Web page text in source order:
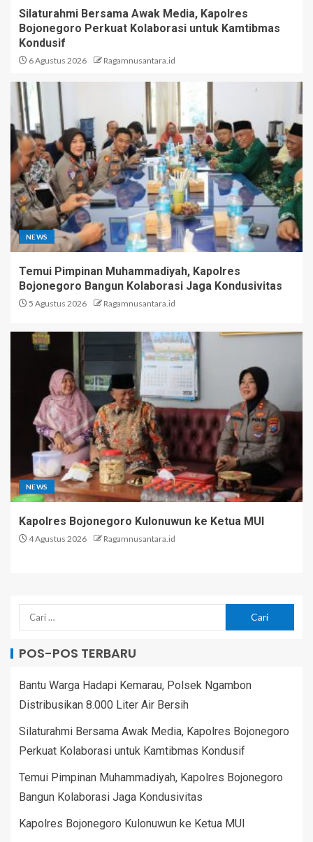
Silaturahmi Bersama Awak Media, Kapolres
Bojonegoro Perkuat Kolaborasi untuk Kamtibmas
Kondusif
6 Agustus 2026 Ragamnusantara.id
NEWS
Temui Pimpinan Muhammadiyah, Kapolres
Bojonegoro Bangun Kolaborasi Jaga Kondusivitas
5 Agustus 2026 Ragamnusantara.id
NEWS
Kapolres Bojonegoro Kulonuwun ke Ketua MUI
4 Agustus 2026 Ragamnusantara.id
POS-POS TERBARU
Bantu Warga Hadapi Kemarau, Polsek Ngambon
Distribusikan 8.000 Liter Air Bersih
Silaturahmi Bersama Awak Media, Kapolres Bojonegoro
Perkuat Kolaborasi untuk Kamtibmas Kondusif
Temui Pimpinan Muhammadiyah, Kapolres Bojonegoro
Bangun Kolaborasi Jaga Kondusivitas
Kapolres Bojonegoro Kulonuwun ke Ketua MUI